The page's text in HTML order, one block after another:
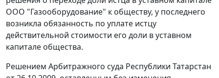
ООО "Газооборудование" к обществу, у последнего
возникла обязанность по уплате истцу
действительной стоимости его доли в уставном
капитале общества.
Решением Арбитражного суда Республики Татарстан